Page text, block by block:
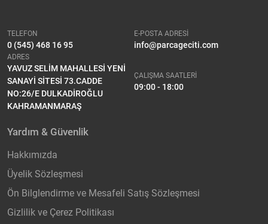
TELEFON
0 (545) 468 16 95
E-POSTA ADRESİ
info@parcageciti.com
ADRES
YAVUZ SELİM MAHALLESİ YENİ
SANAYİ SİTESİ 73.CADDE
NO:26/E DULKADİROĞLU
KAHRAMANMARAŞ
ÇALIŞMA SAATLERİ
09:00 - 18:00
Yardım & Güvenlik
Hakkımızda
Üyelik Sözleşmesi
Ön Bilglendirme ve Mesafeli Satış Sözleşmesi
Gizlilik ve Çerez Politikası